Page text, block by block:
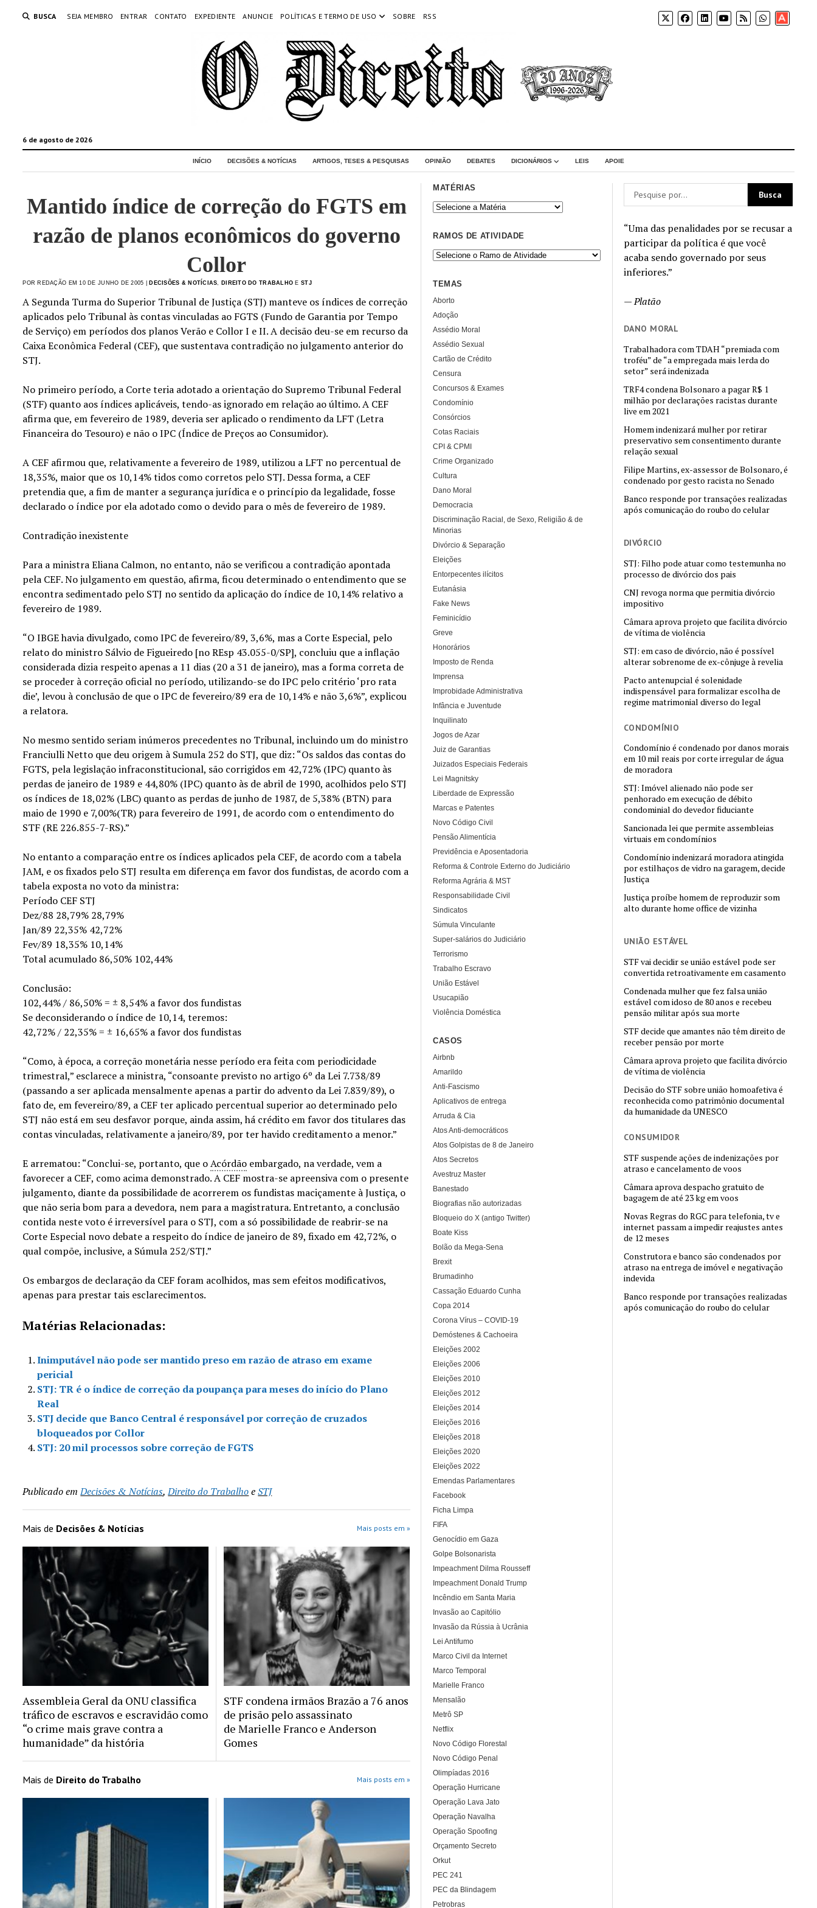
BUSCA SEJA MEMBRO ENTRAR CONTATO EXPEDIENTE ANUNCIE POLÍTICAS E TERMO DE USO SOBRE RSS
Apoia-
se
6 de agosto de 2026
INÍCIO DECISÕES & NOTÍCIAS ARTIGOS, TESES & PESQUISAS OPINIÃO DEBATES DICIONÁRIOS LEIS APOIE
“Uma das penalidades por se recusar a
participar da política é que você
acaba sendo governado por seus
inferiores.”
—Platão
DANO MORAL
Trabalhadora com TDAH “premiada com
troféu” de “a empregada mais lerda do
setor” será indenizada
TRF4 condena Bolsonaro a pagar R$ 1
milhão por declarações racistas durante
live em 2021
Homem indenizará mulher por retirar
preservativo sem consentimento durante
relação sexual
Filipe Martins, ex-assessor de Bolsonaro, é
condenado por gesto racista no Senado
Banco responde por transações realizadas
após comunicação do roubo do celular
DIVÓRCIO
STJ: Filho pode atuar como testemunha no
processo de divórcio dos pais
CNJ revoga norma que permitia divórcio
impositivo
Câmara aprova projeto que facilita divórcio
de vítima de violência
STJ: em caso de divórcio, não é possível
alterar sobrenome de ex-cônjuge à revelia
Pacto antenupcial é solenidade
indispensável para formalizar escolha de
regime matrimonial diverso do legal
CONDOMÍNIO
Condomínio é condenado por danos morais
em 10 mil reais por corte irregular de água
de moradora
STJ: Imóvel alienado não pode ser
penhorado em execução de débito
condominial do devedor fiduciante
Sancionada lei que permite assembleias
virtuais em condomínios
Condomínio indenizará moradora atingida
por estilhaços de vidro na garagem, decide
Justiça
Justiça proíbe homem de reproduzir som
alto durante home office de vizinha
UNIÃO ESTÁVEL
STF vai decidir se união estável pode ser
convertida retroativamente em casamento
Condenada mulher que fez falsa união
estável com idoso de 80 anos e recebeu
pensão militar após sua morte
STF decide que amantes não têm direito de
receber pensão por morte
Câmara aprova projeto que facilita divórcio
de vítima de violência
Decisão do STF sobre união homoafetiva é
reconhecida como patrimônio documental
da humanidade da UNESCO
CONSUMIDOR
STF suspende ações de indenizações por
atraso e cancelamento de voos
Câmara aprova despacho gratuito de
bagagem de até 23 kg em voos
Novas Regras do RGC para telefonia, tv e
internet passam a impedir reajustes antes
de 12 meses
Construtora e banco são condenados por
atraso na entrega de imóvel e negativação
indevida
Banco responde por transações realizadas
após comunicação do roubo do celular
Mantido índice de correção do FGTS em
razão de planos econômicos do governo
Collor
POR REDAÇÃO EM 10 DE JUNHO DE 2005 | DECISÕES & NOTÍCIAS DIREITO DO TRABALHO E STJ
A Segunda Turma do Superior Tribunal de Justiça (STJ) manteve os índices de correção
aplicados pelo Tribunal às contas vinculadas ao FGTS (Fundo de Garantia por Tempo
de Serviço) em períodos dos planos Verão e Collor I e II. A decisão deu-se em recurso da
Caixa Econômica Federal (CEF), que sustentava contradição no julgamento anterior do
STJ.
No primeiro período, a Corte teria adotado a orientação do Supremo Tribunal Federal
(STF) quanto aos índices aplicáveis, tendo-as ignorado em relação ao último. A CEF
afirma que, em fevereiro de 1989, deveria ser aplicado o rendimento da LFT (Letra
Financeira do Tesouro) e não o IPC (Índice de Preços ao Consumidor).
A CEF afirmou que, relativamente a fevereiro de 1989, utilizou a LFT no percentual de
18,35%, maior que os 10,14% tidos como corretos pelo STJ. Dessa forma, a CEF
pretendia que, a fim de manter a segurança jurídica e o princípio da legalidade, fosse
declarado o índice por ela adotado como o devido para o mês de fevereiro de 1989.
Contradição inexistente
Para a ministra Eliana Calmon, no entanto, não se verificou a contradição apontada
pela CEF. No julgamento em questão, afirma, ficou determinado o entendimento que se
encontra sedimentado pelo STJ no sentido da aplicação do índice de 10,14% relativo a
fevereiro de 1989.
“O IBGE havia divulgado, como IPC de fevereiro/89, 3,6%, mas a Corte Especial, pelo
relato do ministro Sálvio de Figueiredo [no REsp 43.055-0/SP], concluiu que a inflação
considerada dizia respeito apenas a 11 dias (20 a 31 de janeiro), mas a forma correta de
se proceder à correção oficial no período, utilizando-se do IPC pelo critério ‘pro rata
die’, levou à conclusão de que o IPC de fevereiro/89 era de 10,14% e não 3,6%”, explicou
a relatora.
No mesmo sentido seriam inúmeros precedentes no Tribunal, incluindo um do ministro
Franciulli Netto que deu origem à Sumula 252 do STJ, que diz: “Os saldos das contas do
FGTS, pela legislação infraconstitucional, são corrigidos em 42,72% (IPC) quanto às
perdas de janeiro de 1989 e 44,80% (IPC) quanto às de abril de 1990, acolhidos pelo STJ
os índices de 18,02% (LBC) quanto as perdas de junho de 1987, de 5,38% (BTN) para
maio de 1990 e 7,00%(TR) para fevereiro de 1991, de acordo com o entendimento do
STF (RE 226.855-7-RS).”
No entanto a comparação entre os índices aplicados pela CEF, de acordo com a tabela
JAM, e os fixados pelo STJ resulta em diferença em favor dos fundistas, de acordo com a
tabela exposta no voto da ministra:
Período CEF STJ
Dez/88 28,79% 28,79%
Jan/89 22,35% 42,72%
Fev/89 18,35% 10,14%
Total acumulado 86,50% 102,44%
Conclusão:
102,44% / 86,50% = ± 8,54% a favor dos fundistas
Se deconsiderando o índice de 10,14, teremos:
42,72% / 22,35% = ± 16,65% a favor dos fundistas
“Como, à época, a correção monetária nesse período era feita com periodicidade
trimestral,” esclarece a ministra, “consoante previsto no artigo 6º da Lei 7.738/89
(passando a ser aplicada mensalmente apenas a partir do advento da Lei 7.839/89), o
fato de, em fevereiro/89, a CEF ter aplicado percentual superior ao determinado pelo
STJ não está em seu desfavor porque, ainda assim, há crédito em favor dos titulares das
contas vinculadas, relativamente a janeiro/89, por ter havido creditamento a menor.”
E arrematou: “Conclui-se, portanto, que oAcórdão embargado, na verdade, vem a
favorecer a CEF, como acima demonstrado. A CEF mostra-se apreensiva com o presente
julgamento, diante da possibilidade de acorrerem os fundistas maciçamente à Justiça, o
que não seria bom para a devedora, nem para a magistratura. Entretanto, a conclusão
contida neste voto é irreversível para o STJ, com a só possibilidade de reabrir-se na
Corte Especial novo debate a respeito do índice de janeiro de 89, fixado em 42,72%, o
qual compõe, inclusive, a Súmula 252/STJ.”
Os embargos de declaração da CEF foram acolhidos, mas sem efeitos modificativos,
apenas para prestar tais esclarecimentos.
Matérias Relacionadas:
Inimputável não pode ser mantido preso em razão de atraso em exame
pericial
STJ: TR é o índice de correção da poupança para meses do início do Plano
Real
STJ decide que Banco Central é responsável por correção de cruzados
bloqueados por Collor
STJ: 20 mil processos sobre correção de FGTS
Publicado em Decisões & Notícias,Direito do TrabalhoeSTJ
Mais de Decisões & Notícias Mais posts em »
Assembleia Geral da ONU classifica
tráfico de escravos e escravidão como
“o crime mais grave contra a
humanidade” da história
STF condena irmãos Brazão a 76 anos
de prisão pelo assassinato
de Marielle Franco e Anderson
Gomes
Mais de Direito do Trabalho Mais posts em »
MATÉRIAS
RAMOS DE ATIVIDADE
TEMAS
Aborto
Adoção
Assédio Moral
Assédio Sexual
Cartão de Crédito
Censura
Concursos & Exames
Condomínio
Consórcios
Cotas Raciais
CPI & CPMI
Crime Organizado
Cultura
Dano Moral
Democracia
Discriminação Racial, de Sexo, Religião & de
Minorias
Divórcio & Separação
Eleições
Entorpecentes ilícitos
Eutanásia
Fake News
Feminicídio
Greve
Honorários
Imposto de Renda
Imprensa
Improbidade Administrativa
Infância e Juventude
Inquilinato
Jogos de Azar
Juiz de Garantias
Juizados Especiais Federais
Lei Magnitsky
Liberdade de Expressão
Marcas e Patentes
Novo Código Civil
Pensão Alimentícia
Previdência e Aposentadoria
Reforma & Controle Externo do Judiciário
Reforma Agrária & MST
Responsabilidade Civil
Sindicatos
Súmula Vinculante
Super-salários do Judiciário
Terrorismo
Trabalho Escravo
União Estável
Usucapião
Violência Doméstica
CASOS
Airbnb
Amarildo
Anti-Fascismo
Aplicativos de entrega
Arruda & Cia
Atos Anti-democráticos
Atos Golpistas de 8 de Janeiro
Atos Secretos
Avestruz Master
Banestado
Biografias não autorizadas
Bloqueio do X (antigo Twitter)
Boate Kiss
Bolão da Mega-Sena
Brexit
Brumadinho
Cassação Eduardo Cunha
Copa 2014
Corona Vírus – COVID-19
Demóstenes & Cachoeira
Eleições 2002
Eleições 2006
Eleições 2010
Eleições 2012
Eleições 2014
Eleições 2016
Eleições 2018
Eleições 2020
Eleições 2022
Emendas Parlamentares
Facebook
Ficha Limpa
FIFA
Genocídio em Gaza
Golpe Bolsonarista
Impeachment Dilma Rousseff
Impeachment Donald Trump
Incêndio em Santa Maria
Invasão ao Capitólio
Invasão da Rússia à Ucrânia
Lei Antifumo
Marco Civil da Internet
Marco Temporal
Marielle Franco
Mensalão
Metrô SP
Netflix
Novo Código Florestal
Novo Código Penal
Olimpíadas 2016
Operação Hurricane
Operação Lava Jato
Operação Navalha
Operação Spoofing
Orçamento Secreto
Orkut
PEC 241
PEC da Blindagem
Petrobras